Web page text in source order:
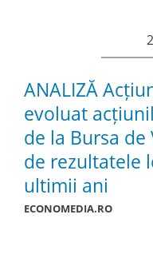
ANALIZĂ
evoluat
de la Bursa
de rezultatele
ultimii ani
ECONOMEDIA.RO